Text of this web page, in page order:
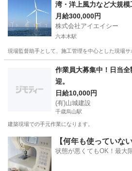
湾・洋上風力など大規
設経験者求む
月給300,000円
株式会社アイエイシー
六本木駅
現場監督助手として、施工管理を中心とした現場
その他
作業員大募集中！日当
迎。
日給10,000円
(有)山城建設
千歳烏山駅
建築現場での手元作業になります。
東京 世田谷区 千歳烏山駅 建築
【何年も使っていな
状態が悪くてもOK！最大